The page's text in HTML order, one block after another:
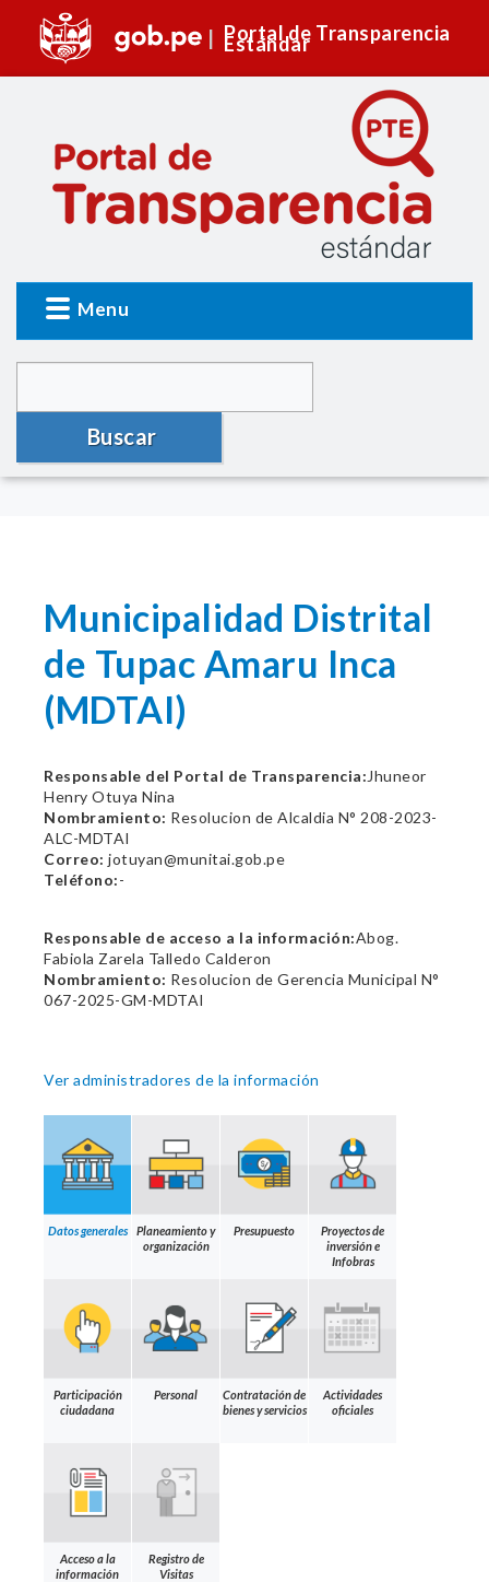
Portal de Transparencia
Estándar
Menu
Buscar
Municipalidad Distrital
de Tupac Amaru Inca
(MDTAI)
Responsable del Portal de Transparencia: Jhuneor
Henry Otuya Nina
Nombramiento: Resolucion de Alcaldia N° 208-2023-
ALC-MDTAI
Correo: jotuyan@munitai.gob.pe
Teléfono:-
Responsable de acceso a la información:Abog.
Fabiola Zarela Talledo Calderon
Nombramiento: Resolucion de Gerencia Municipal N°
067-2025-GM-MDTAI
Ver administradores de la información
Datos generales
Planeamiento y
organización
Presupuesto
Proyectos de
inversión e
Infobras
Participación
ciudadana
Personal
Contratación de
bienes y servicios
Actividades
oficiales
Acceso a la
información
Registro de
Visitas